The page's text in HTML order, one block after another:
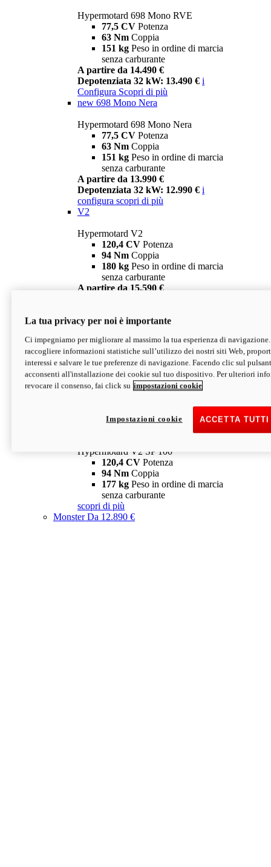
Hypermotard 698 Mono RVE
77,5 CV Potenza
63 Nm Coppia
151 kg Peso in ordine di marcia
senza carburante
A partire da 14.490 €
Depotenziata 32 kW: 13.490 € i
Configura Scopri di più
new 698 Mono Nera
Hypermotard 698 Mono Nera
77,5 CV Potenza
63 Nm Coppia
151 kg Peso in ordine di marcia
senza carburante
A partire da 13.990 €
Depotenziata 32 kW: 12.990 € i
configura scopri di più
V2
Hypermotard V2
120,4 CV Potenza
94 Nm Coppia
180 kg Peso in ordine di marcia
senza carburante
A partire da 15.590 €
V2 SP
Hypermotard V2 SP
120,4 CVPotenza
94 NmCoppia
177 kgPeso in ordine di marcia
senza carburante
Depotenziata 35 kW: 18.890 € i
configura scopri di più
Hypermotard V2 SP 100
120,4 CV Potenza
94 Nm Coppia
177 kg Peso in ordine di marcia
senza carburante
scopri di più
MonsterDa 12.890 €
La tua privacy per noi è importante
Ci impegniamo per migliorare al massimo la tua esperienza di
raccogliere informazioni statistiche sull’utilizzo dei nostri siti Web,
interessi e salvare le tue preferenze di navigazione. Facendo clic sul
acconsenti all'installazione dei cookie sul tuo dispositivo. Per ulteriori
revocare il consenso, fai click su impostazioni cookie
ACCETTA
Impostazioni cookie